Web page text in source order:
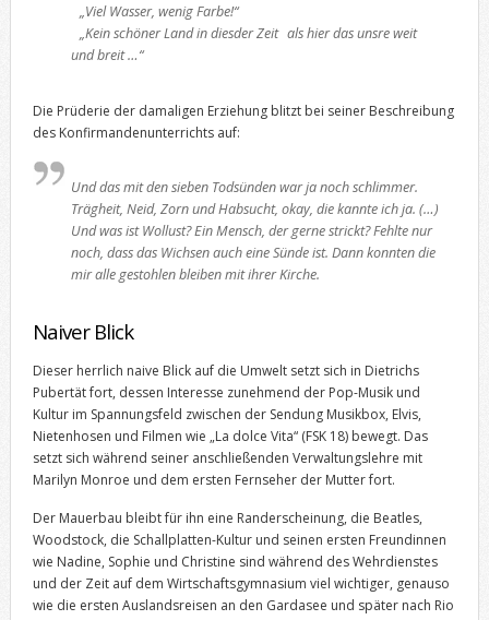
„Viel Wasser, wenig Farbe!“
„Kein schöner Land in diesder Zeit als hier das unsre weit
und breit …“
Die Prüderie der damaligen Erziehung blitzt bei seiner Beschreibung
des Konfirmandenunterrichts auf:
Und das mit den sieben Todsünden war ja noch schlimmer.
Trägheit, Neid, Zorn und Habsucht, okay, die kannte ich ja. (…)
Und was ist Wollust? Ein Mensch, der gerne strickt? Fehlte nur
noch, dass das Wichsen auch eine Sünde ist. Dann konnten die
mir alle gestohlen bleiben mit ihrer Kirche.
Naiver Blick
Dieser herrlich naive Blick auf die Umwelt setzt sich in Dietrichs
Pubertät fort, dessen Interesse zunehmend der Pop-Musik und
Kultur im Spannungsfeld zwischen der Sendung Musikbox, Elvis,
Nietenhosen und Filmen wie „La dolce Vita“ (FSK 18) bewegt. Das
setzt sich während seiner anschließenden Verwaltungslehre mit
Marilyn Monroe und dem ersten Fernseher der Mutter fort.
Der Mauerbau bleibt für ihn eine Randerscheinung, die Beatles,
Woodstock, die Schallplatten-Kultur und seinen ersten Freundinnen
wie Nadine, Sophie und Christine sind während des Wehrdienstes
und der Zeit auf dem Wirtschaftsgymnasium viel wichtiger, genauso
wie die ersten Auslandsreisen an den Gardasee und später nach Rio